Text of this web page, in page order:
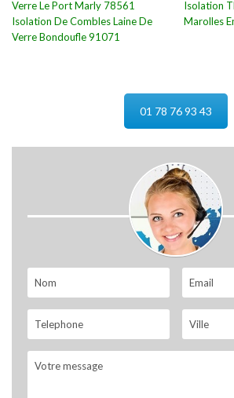
Verre Le Port Marly 78561
Isolation De Combles Laine De
Verre Bondoufle 91071
Isolation
Marolles
01 78 76 93 43